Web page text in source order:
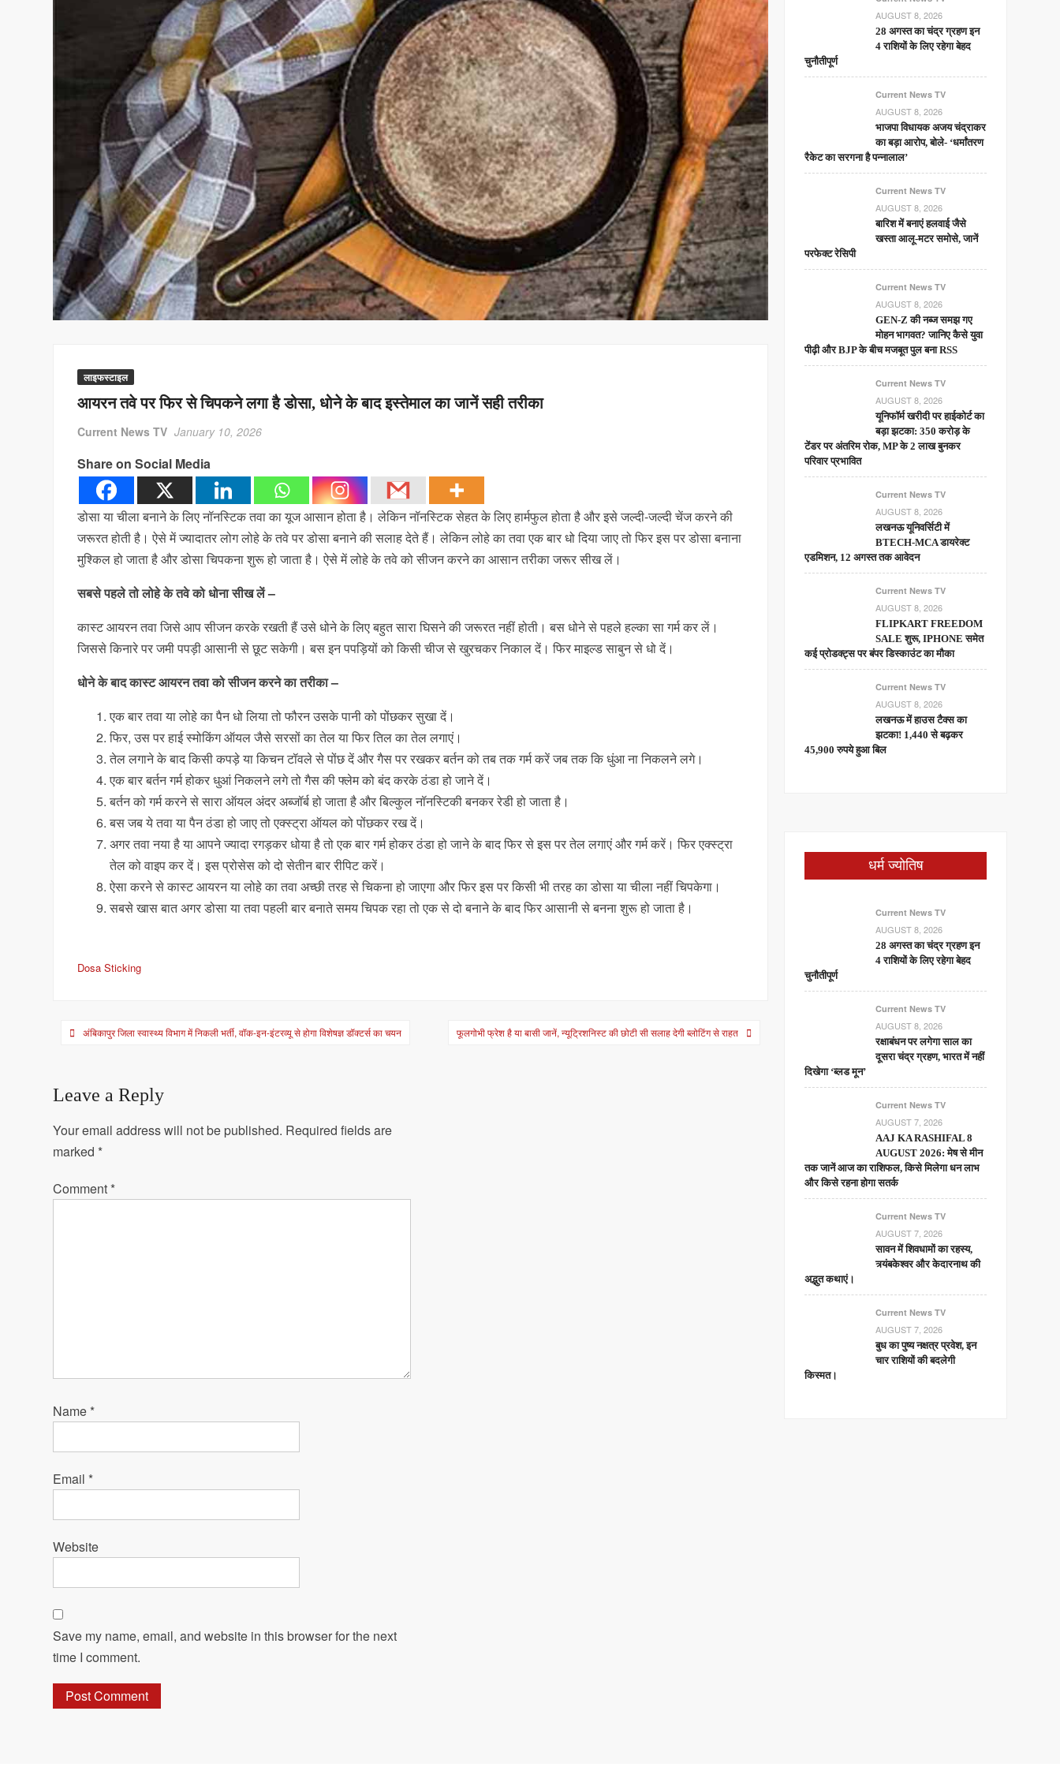
लाइफस्टाइल
आयरन तवे पर फिर से चिपकने लगा है डोसा, धोने के बाद इस्तेमाल का जानें सही तरीका
Current News TV January 10, 2026
Share on Social Media
डोसा या चीला बनाने के लिए नॉनस्टिक तवा का यूज आसान होता है। लेकिन नॉनस्टिक सेहत के लिए हार्मफुल होता है और इसे जल्दी-जल्दी चेंज करने की
जरूरत होती है। ऐसे में ज्यादातर लोग लोहे के तवे पर डोसा बनाने की सलाह देते हैं। लेकिन लोहे का तवा एक बार धो दिया जाए तो फिर इस पर डोसा बनाना
मुश्किल हो जाता है और डोसा चिपकना शुरू हो जाता है। ऐसे में लोहे के तवे को सीजन करने का आसान तरीका जरूर सीख लें।
सबसे पहले तो लोहे के तवे को धोना सीख लें –
कास्ट आयरन तवा जिसे आप सीजन करके रखती हैं उसे धोने के लिए बहुत सारा घिसने की जरूरत नहीं होती। बस धोने से पहले हल्का सा गर्म कर लें।
जिससे किनारे पर जमी पपड़ी आसानी से छूट सकेगी। बस इन पपड़ियों को किसी चीज से खुरचकर निकाल दें। फिर माइल्ड साबुन से धो दें।
धोने के बाद कास्ट आयरन तवा को सीजन करने का तरीका –
एक बार तवा या लोहे का पैन धो लिया तो फौरन उसके पानी को पोंछकर सुखा दें।
फिर, उस पर हाई स्मोकिंग ऑयल जैसे सरसों का तेल या फिर तिल का तेल लगाएं।
तेल लगाने के बाद किसी कपड़े या किचन टॉवले से पोंछ दें और गैस पर रखकर बर्तन को तब तक गर्म करें जब तक कि धुंआ ना निकलने लगे।
एक बार बर्तन गर्म होकर धुआं निकलने लगे तो गैस की फ्लेम को बंद करके ठंडा हो जाने दें।
बर्तन को गर्म करने से सारा ऑयल अंदर अब्जॉर्ब हो जाता है और बिल्कुल नॉनस्टिकी बनकर रेडी हो जाता है।
बस जब ये तवा या पैन ठंडा हो जाए तो एक्स्ट्रा ऑयल को पोंछकर रख दें।
अगर तवा नया है या आपने ज्यादा रगड़कर धोया है तो एक बार गर्म होकर ठंडा हो जाने के बाद फिर से इस पर तेल लगाएं और गर्म करें। फिर एक्स्ट्रा
तेल को वाइप कर दें। इस प्रोसेस को दो सेतीन बार रीपिट करें।
ऐसा करने से कास्ट आयरन या लोहे का तवा अच्छी तरह से चिकना हो जाएगा और फिर इस पर किसी भी तरह का डोसा या चीला नहीं चिपकेगा।
सबसे खास बात अगर डोसा या तवा पहली बार बनाते समय चिपक रहा तो एक से दो बनाने के बाद फिर आसानी से बनना शुरू हो जाता है।
Dosa Sticking
Postअंबिकापुर जिला स्वास्थ्य विभाग में निकली भर्ती, वॉक-इन-इंटरव्यू से होगा विशेषज्ञ डॉक्टर्स का चयन फूलगोभी फ्रेश है या बासी जानें, न्यूट्रिशनिस्ट की छोटी सी सलाह देगी ब्लोटिंग से राहत
Leave a Reply
Your email address will not be published. Required fields are
marked *
Comment *
Name *
Email *
Website
Save my name, email, and website in this browser for the next
time I comment.
AUGUST 8, 2026
28 अगस्त का चंद्र ग्रहण इन
4 राशियों के लिए रहेगा बेहद
चुनौतीपूर्ण
Current News TV
AUGUST 8, 2026
भाजपा विधायक अजय चंद्राकर
का बड़ा आरोप, बोले- ‘धर्मांतरण
रैकेट का सरगना है पन्नालाल’
Current News TV
AUGUST 8, 2026
बारिश में बनाएं हलवाई जैसे
खस्ता आलू-मटर समोसे, जानें
परफेक्ट रेसिपी
Current News TV
AUGUST 8, 2026
GEN-Z की नब्ज समझ गए
मोहन भागवत? जानिए कैसे युवा
पीढ़ी और BJP के बीच मजबूत पुल बना RSS
Current News TV
AUGUST 8, 2026
यूनिफॉर्म खरीदी पर हाईकोर्ट का
बड़ा झटका: 350 करोड़ के
टेंडर पर अंतरिम रोक, MP के 2 लाख बुनकर
परिवार प्रभावित
Current News TV
AUGUST 8, 2026
लखनऊ यूनिवर्सिटी में
BTECH-MCA डायरेक्ट
एडमिशन, 12 अगस्त तक आवेदन
Current News TV
AUGUST 8, 2026
FLIPKART FREEDOM
SALE शुरू, IPHONE समेत
कई प्रोडक्ट्स पर बंपर डिस्काउंट का मौका
Current News TV
AUGUST 8, 2026
लखनऊ में हाउस टैक्स का
झटका! 1,440 से बढ़कर
45,900 रुपये हुआ बिल
धर्म ज्योतिष
Current News TV
AUGUST 8, 2026
28 अगस्त का चंद्र ग्रहण इन
4 राशियों के लिए रहेगा बेहद
चुनौतीपूर्ण
Current News TV
AUGUST 8, 2026
रक्षाबंधन पर लगेगा साल का
दूसरा चंद्र ग्रहण, भारत में नहीं
दिखेगा ‘ब्लड मून’
Current News TV
AUGUST 7, 2026
AAJ KA RASHIFAL 8
AUGUST 2026: मेष से मीन
तक जानें आज का राशिफल, किसे मिलेगा धन लाभ
और किसे रहना होगा सतर्क
Current News TV
AUGUST 7, 2026
सावन में शिवधामों का रहस्य,
त्र्यंबकेश्वर और केदारनाथ की
अद्भुत कथाएं।
Current News TV
AUGUST 7, 2026
बुध का पुष्य नक्षत्र प्रवेश, इन
चार राशियों की बदलेगी
किस्मत।